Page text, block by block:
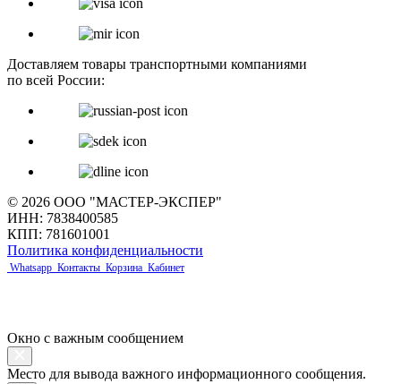
Доставляем товары транспортными компаниями
по всей России:
© 2026 ООО "МАСТЕР-ЭКСПЕР"
ИНН: 7838400585
КПП: 781601001
Политика конфиденциальности
Whatsapp Контакты Корзина Кабинет
Окно с важным сообщением
Место для вывода важного информационного сообщения.